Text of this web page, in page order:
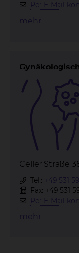
Per E-Mail
mehr
Celler Straße
Tel.: +49 531
Fax: +49 531
Per E-Mail
mehr